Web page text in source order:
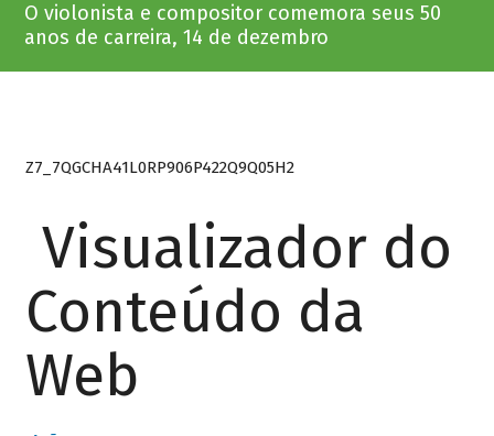
O violonista e compositor comemora seus 50
anos de carreira, 14 de dezembro
Z7_7QGCHA41L0RP906P422Q9Q05H2
Visualizador do
Conteúdo da
Web